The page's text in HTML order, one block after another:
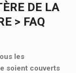
DE LA
> FAQ
les
soient couverts